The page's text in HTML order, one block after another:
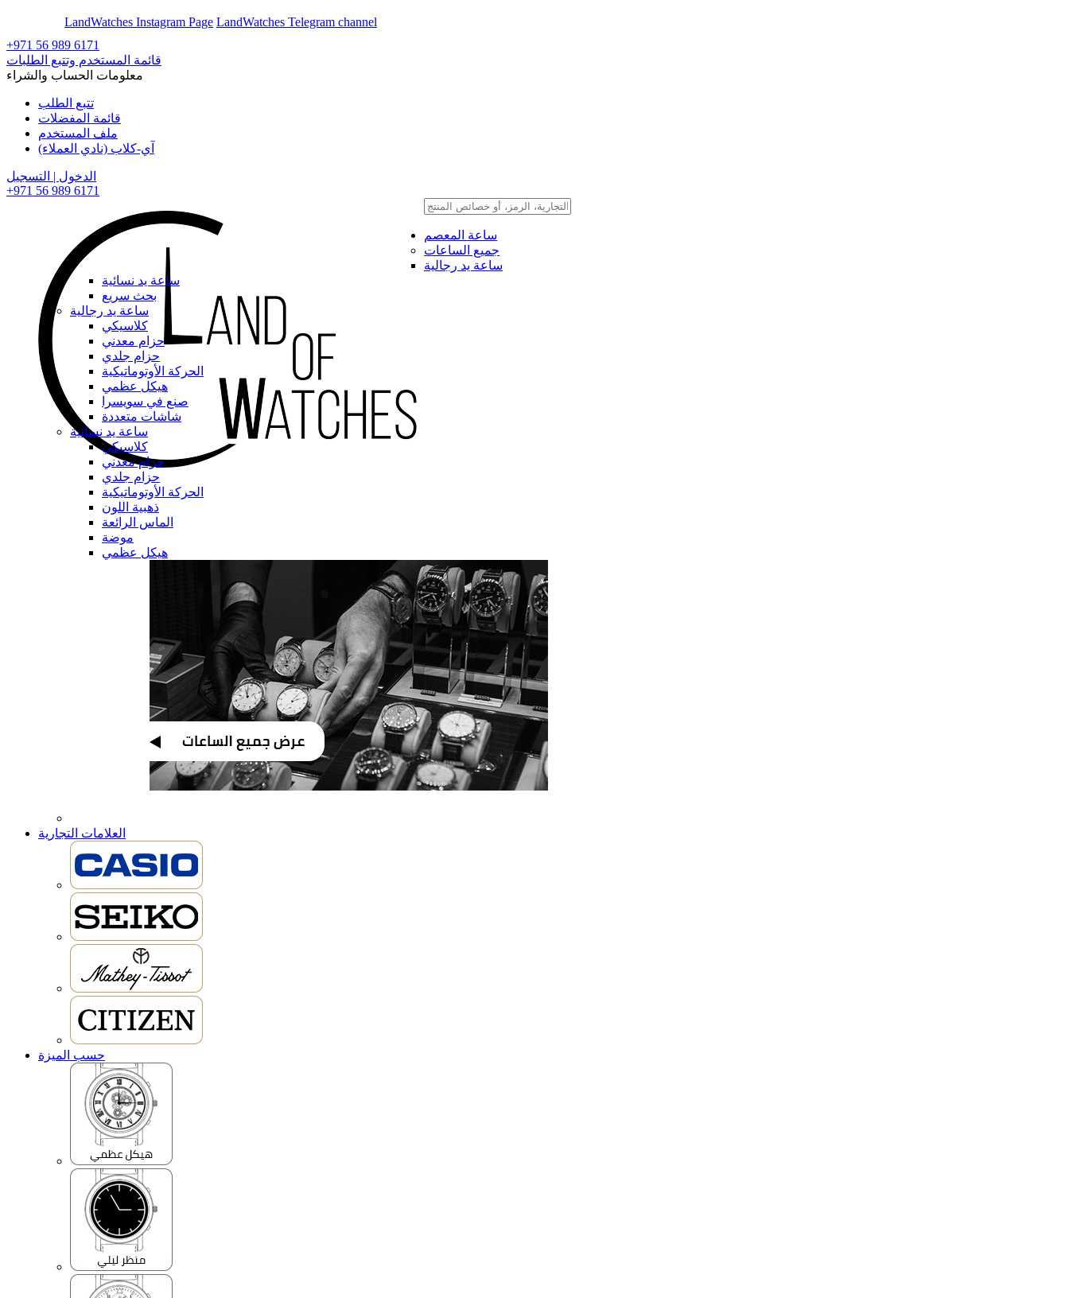
LandWatches Instagram Page LandWatches Telegram channel
+971 56 989 6171
قائمة المستخدم وتتبع الطلبات
معلومات الحساب والشراء
تتبع الطلب
قائمة المفضلات
ملف المستخدم
آي-كلاب (نادي العملاء)
الدخول | التسجيل
+971 56 989 6171
ساعة المعصم
جميع الساعات
ساعة يد رجالية
ساعة يد نسائية
بحث سريع
ساعة يد رجالية
كلاسيكي
حزام معدني
حزام جلدي
الحركة الأوتوماتيكية
هيكل عظمي
صنع في سويسرا
شاشات متعددة
ساعة يد نسائية
كلاسيكي
حزام معدني
حزام جلدي
الحركة الأوتوماتيكية
ذهبية اللون
الماس الرائعة
موضة
هيكل عظمي
العلامات التجارية
حسب الميزة